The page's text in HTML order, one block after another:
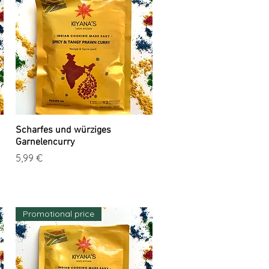
Schnellansicht
Scharfes und würziges
Garnelencurry
Preis
5,99 €
Promotional price